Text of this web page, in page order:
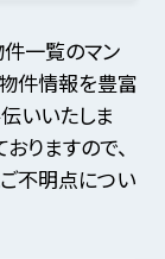
一覧のマン
件情報を豊富
いいたしま
りますので、
不明点につい